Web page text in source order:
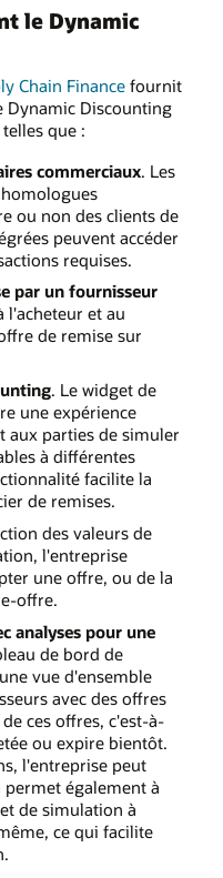
le Dynamic
Chain Finance fournit
Dynamic Discounting
que :
commerciaux. Les
ou non des clients de
peuvent accéder
requises.
par un fournisseur
l'acheteur et au
de remise sur
. Le widget de
une expérience
parties de simuler
à différentes
facilite la
de remises.
des valeurs de
l'entreprise
une offre, ou de la
offre.
analyses pour une
de bord de
vue d'ensemble
avec des offres
ces offres, c'est-à-
ou expire bientôt.
l'entreprise peut
également à
de simulation à
ce qui facilite